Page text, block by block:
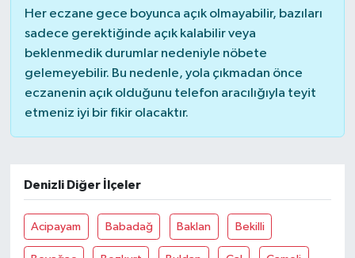
Her eczane gece boyunca açık olmayabilir, bazıları
sadece gerektiğinde açık kalabilir veya
beklenmedik durumlar nedeniyle nöbete
gelemeyebilir. Bu nedenle, yola çıkmadan önce
eczanenin açık olduğunu telefon aracılığıyla teyit
etmeniz iyi bir fikir olacaktır.
Denizli Diğer İlçeler
Acipayam Babadağ Baklan Bekilli